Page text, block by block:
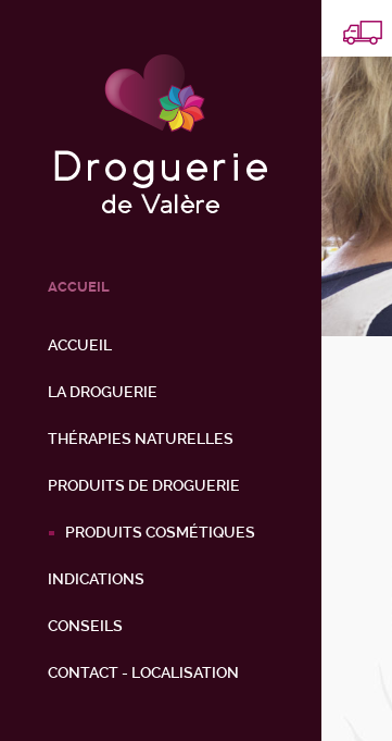
ACCUEIL
ACCUEIL
LA DROGUERIE
THÉRAPIES NATURELLES
PRODUITS DE DROGUERIE
PRODUITS COSMÉTIQUES
INDICATIONS
CONSEILS
CONTACT - LOCALISATION